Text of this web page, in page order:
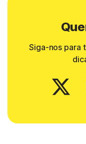
Siga-nos para